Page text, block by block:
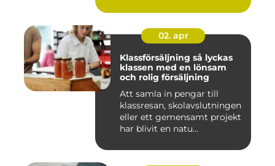
02. apr
Klassförsäljning så lyckas
klassen med en lönsam
och rolig försäljning
Att samla in pengar till
klassresan, skolavslutningen
eller ett gemensamt projekt
har blivit en natu...